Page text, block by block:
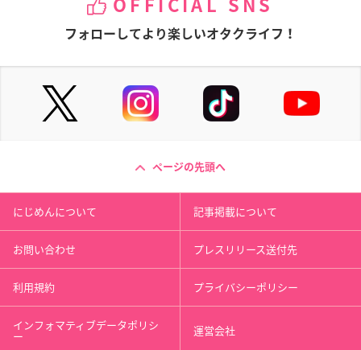
OFFICIAL SNS
フォローしてより楽しいオタクライフ！
ページの先頭へ
にじめんについて 記事掲載について
お問い合わせ プレスリリース送付先
利用規約 プライバシーポリシー
インフォマティブデータポリシ
ー 運営会社